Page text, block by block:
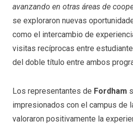
avanzando en otras áreas de
se exploraron nuevas
como el intercambio de
visitas recíprocas entre
del doble título entre ambos
Los representantes de Fordham
impresionados con el campus de
valoraron positivamente la